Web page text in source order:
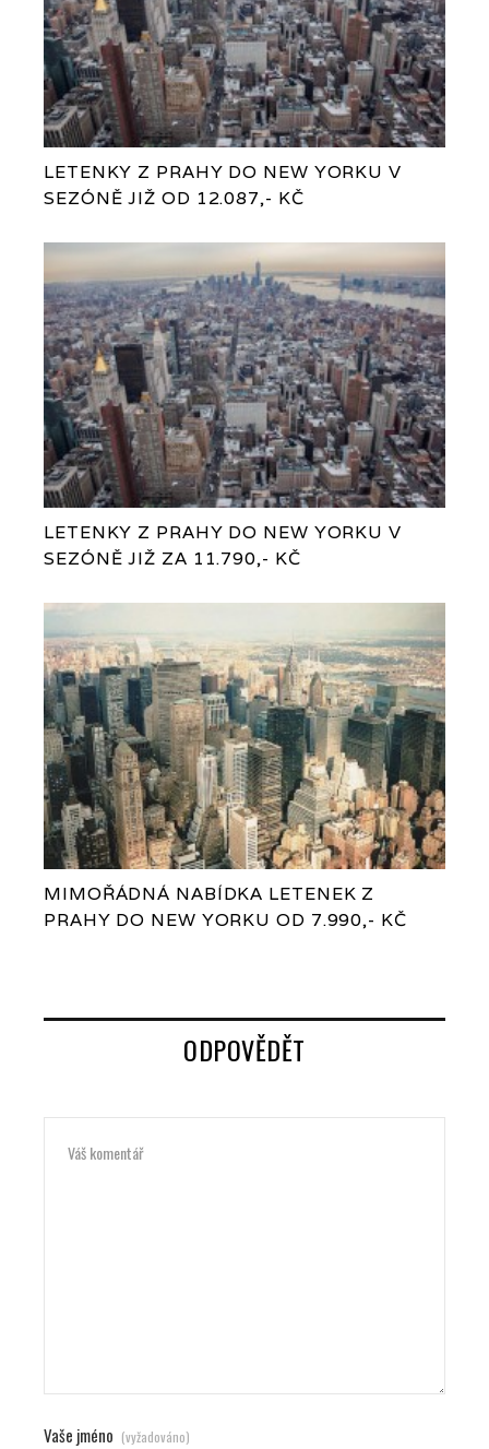
LETENKY Z PRAHY DO NEW YORKU V
SEZÓNĚ JIŽ OD 12.087,- KČ
LETENKY Z PRAHY DO NEW YORKU V
SEZÓNĚ JIŽ ZA 11.790,- KČ
MIMOŘÁDNÁ NABÍDKA LETENEK Z
PRAHY DO NEW YORKU OD 7.990,- KČ
ODPOVĚDĚT
Vaše jméno (vyžadováno)